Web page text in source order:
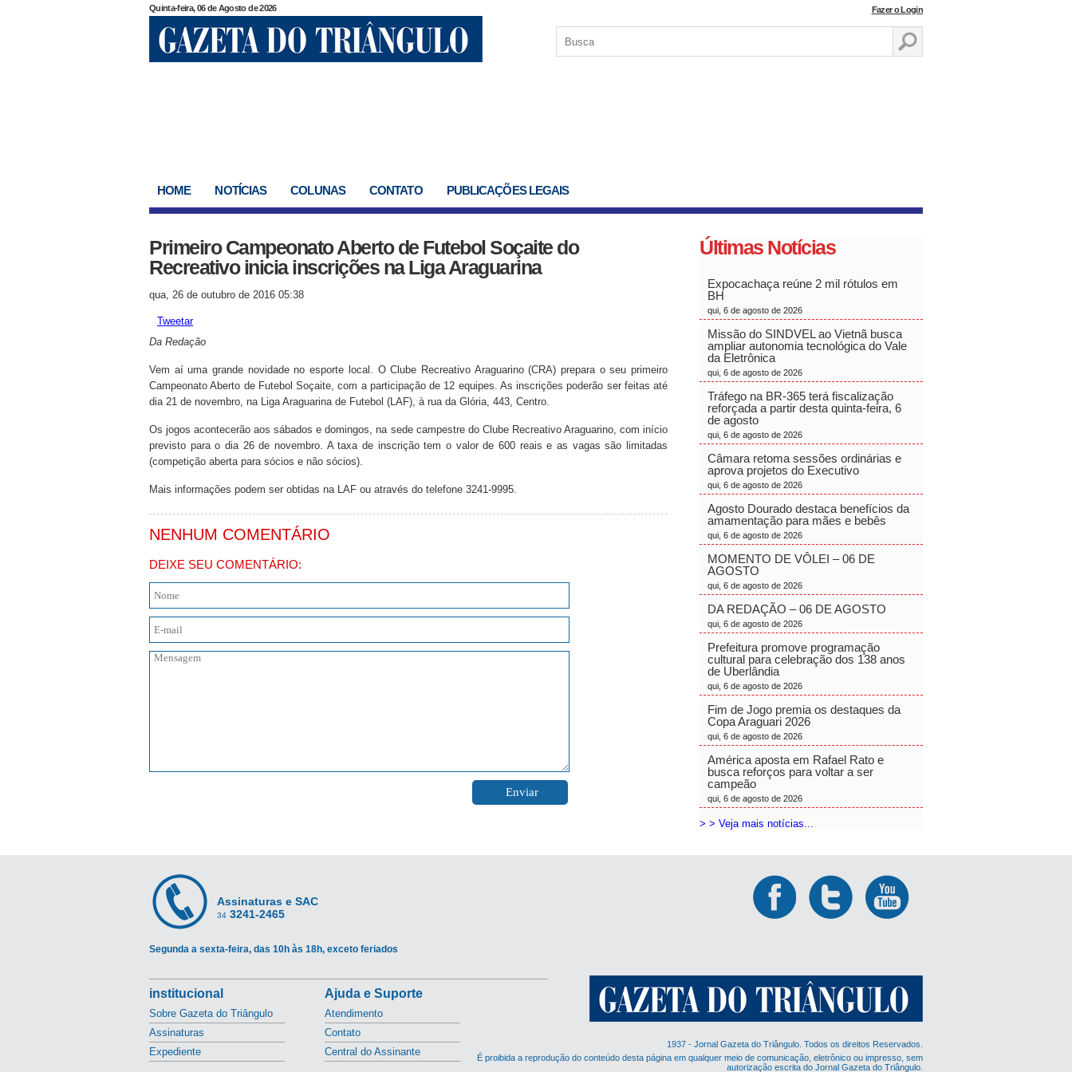
Quinta-feira, 06 de Agosto de 2026 Fazer o Login
HOME NOTÍCIAS COLUNAS CONTATO PUBLICAÇÕES LEGAIS
Primeiro Campeonato Aberto de Futebol Soçaite do
Recreativo inicia inscrições na Liga Araguarina
qua, 26 de outubro de 2016 05:38
Tweetar
Da Redação
Vem aí uma grande novidade no esporte local. O Clube Recreativo Araguarino (CRA) prepara o seu primeiro
Campeonato Aberto de Futebol Soçaite, com a participação de 12 equipes. As inscrições poderão ser feitas até
dia 21 de novembro, na Liga Araguarina de Futebol (LAF), à rua da Glória, 443, Centro.
Os jogos acontecerão aos sábados e domingos, na sede campestre do Clube Recreativo Araguarino, com início
previsto para o dia 26 de novembro. A taxa de inscrição tem o valor de 600 reais e as vagas são limitadas
(competição aberta para sócios e não sócios).
Mais informações podem ser obtidas na LAF ou através do telefone 3241-9995.
NENHUM COMENTÁRIO
DEIXE SEU COMENTÁRIO:
Últimas Notícias
Expocachaça reúne 2 mil rótulos em
BH
qui, 6 de agosto de 2026
Missão do SINDVEL ao Vietnã busca
ampliar autonomia tecnológica do Vale
da Eletrônica
qui, 6 de agosto de 2026
Tráfego na BR-365 terá fiscalização
reforçada a partir desta quinta-feira, 6
de agosto
qui, 6 de agosto de 2026
Câmara retoma sessões ordinárias e
aprova projetos do Executivo
qui, 6 de agosto de 2026
Agosto Dourado destaca benefícios da
amamentação para mães e bebês
qui, 6 de agosto de 2026
MOMENTO DE VÔLEI – 06 DE
AGOSTO
qui, 6 de agosto de 2026
DA REDAÇÃO – 06 DE AGOSTO
qui, 6 de agosto de 2026
Prefeitura promove programação
cultural para celebração dos 138 anos
de Uberlândia
qui, 6 de agosto de 2026
Fim de Jogo premia os destaques da
Copa Araguari 2026
qui, 6 de agosto de 2026
América aposta em Rafael Rato e
busca reforços para voltar a ser
campeão
qui, 6 de agosto de 2026
> > Veja mais notícias...
Assinaturas e SAC
34 3241-2465
Segunda a sexta-feira, das 10h às 18h, exceto feriados
institucional
Sobre Gazeta do Triângulo
Assinaturas
Expediente
Ajuda e Suporte
Atendimento
Contato
Central do Assinante
1937 - Jornal Gazeta do Triângulo. Todos os direitos Reservados.
É proibida a reprodução do conteúdo desta página em qualquer meio de comunicação, eletrônico ou impresso, sem
autorização escrita do Jornal Gazeta do Triângulo.